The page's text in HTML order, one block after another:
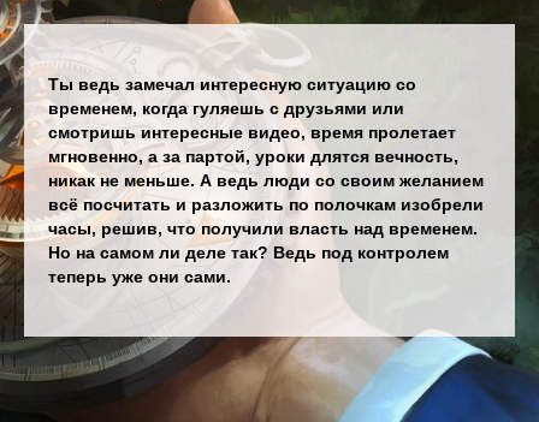
Ты ведь замечал интересную ситуацию со
временем, когда гуляешь с друзьями или
смотришь интересные видео, время пролетает
мгновенно, а за партой, уроки длятся вечность,
никак не меньше. А ведь люди со своим желани­ем
всё посчитать и разложить по полочкам изобрели
часы, решив, что получили власть над временем.
Но на самом ли деле так? Ведь под контролем
теперь уже они сами.